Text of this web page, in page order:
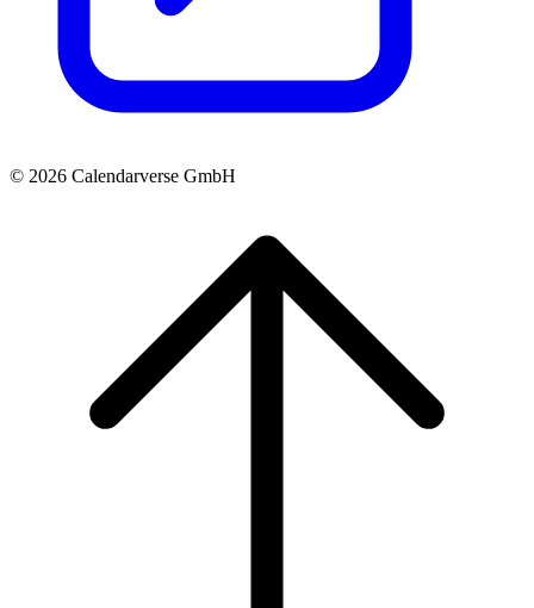
© 2026 Calendarverse GmbH